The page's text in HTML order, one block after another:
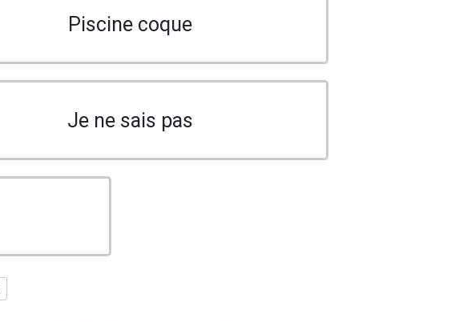
Piscine coque
Je ne sais pas